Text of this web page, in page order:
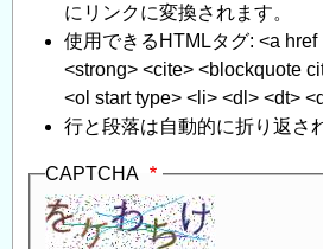
にリンクに変換されます。
使用できるHTMLタグ: <a href
<strong> <cite> <blockquote
<ol start type> <li> <dl> <dt>
行と段落は自動的に折り返さ
CAPTCHA